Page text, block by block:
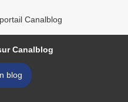
Canalblog
Canalblog
blog